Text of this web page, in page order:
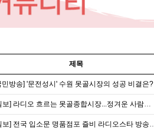
제목
민방송] '문전성시' 수원 못골시장의 성공 비결은?